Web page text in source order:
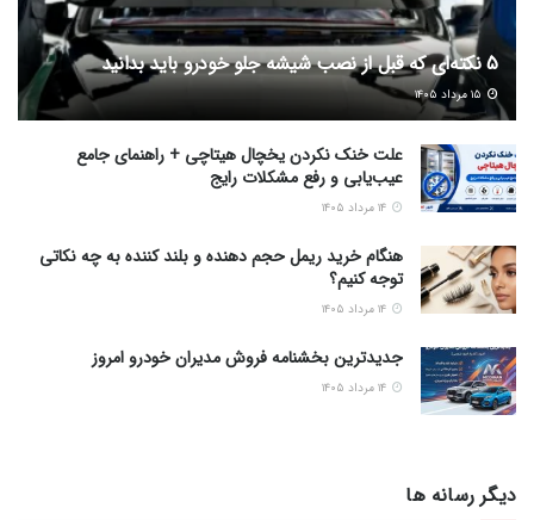
5 نکته‌ای که قبل از نصب شیشه جلو خودرو باید بدانید
علت خنک نکردن یخچال هیتاچی + راهنمای جامع
عیب‌یابی و رفع مشکلات رایج
هنگام خرید ریمل حجم دهنده و بلند کننده به چه نکاتی
توجه کنیم؟
جدیدترین بخشنامه فروش مدیران خودرو امروز
دیگر رسانه ها